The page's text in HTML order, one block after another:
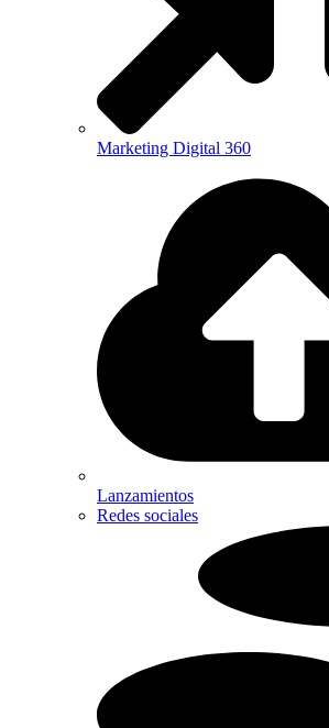
Marketing Digital 360
Lanzamientos
Redes sociales